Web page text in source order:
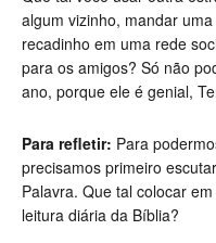
al­gum vizinho, mandar
reca­dinho em uma rede
para os amigos? Só não
ano, porque ele é genial,
Para refletir: Para
precisa­mos primeiro
Palavra. Que tal colocar
leitura diária da Bíblia?